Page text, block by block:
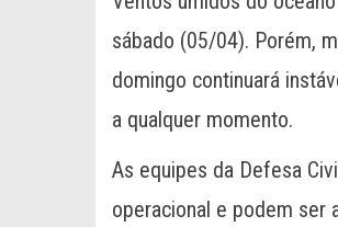
sábado (05/04). Porém,
domingo continuará
a qualquer momento.
As equipes da Defesa
operacional e podem ser